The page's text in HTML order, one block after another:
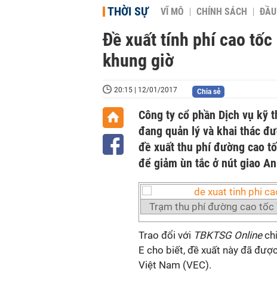
THỜI SỰ VĨ MÔ CHÍNH SÁCH
Đề xuất tính phí cao tốc
khung giờ
20:15 | 12/01/2017 Chia sẻ
Công ty cổ phần Dịch vụ kỹ
đang quản lý và khai thác
đề xuất thu phí đường cao
để giảm ùn tắc ở nút giao
Trạm thu phí đường cao tốc
Trao đổi với TBKTSG Online
E cho biết, đề xuất này đã
Việt Nam (VEC).